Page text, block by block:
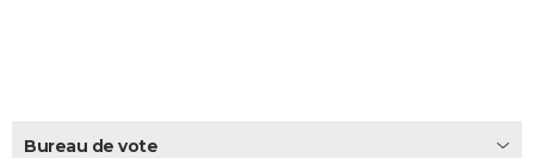
Bureau de vote